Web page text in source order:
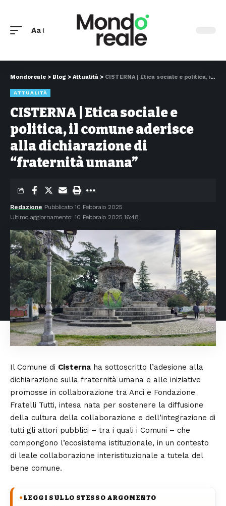
Aa
Mondoreale > Blog > Attualità > CISTERNA | Etica sociale e politica, il comune aderisce alla dichiarazione di “fraternità umana”
ATTUALITÀ
CISTERNA | Etica sociale e
politica, il comune aderisce
alla dichiarazione di
“fraternità umana”
Ultimo aggiornamento: 10 Febbraio 2025 16:48
Redazione Pubblicato 10 Febbraio 2025
Il Comune di Cisterna ha sottoscritto l’adesione alla
dichiarazione sulla fraternità umana e alle iniziative
promosse in collaborazione tra Anci e Fondazione
Fratelli Tutti, intesa nata per sostenere la diffusione
della cultura della collaborazione e dell’integrazione di
tutti gli attori pubblici – tra i quali i Comuni – che
compongono l’ecosistema istituzionale, in un contesto
di leale collaborazione interistituzionale a tutela del
bene comune.
●LEGGI SULLO STESSO ARGOMENTO